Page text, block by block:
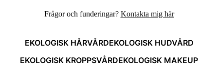
Frågor och funderingar? Kontakta mig här
EKOLOGISK HÅRVÅRDEKOLOGISK HUDVÅRD
EKOLOGISK KROPPSVÅRDEKOLOGISK MAKEUP